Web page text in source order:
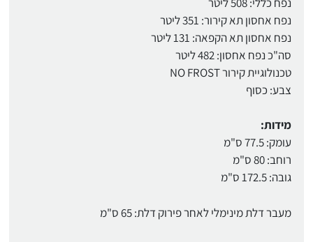
נפח אחסון תא קירור: 351 ליטר
נפח אחסון תא הקפאה: 131 ליטר
סה"כ נפח אחסון: 482 ליטר
טכנולוגיית קירור NO FROST
צבע: כסוף
מידות:
עומק: 77.5 ס"מ
רוחב: 80 ס"מ
גובה: 172.5 ס"מ
מעבר דלת מינימלי לאחר פירוק דלת: 65 ס"מ